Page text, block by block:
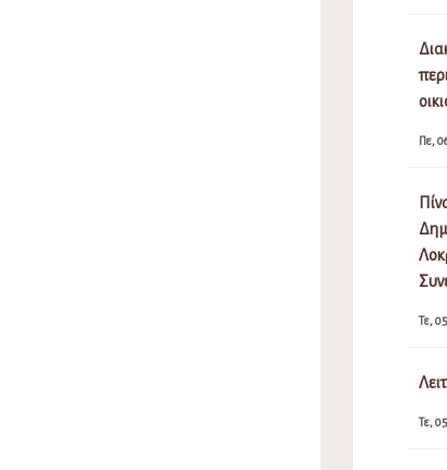
Πε,
Τε,
Τε,